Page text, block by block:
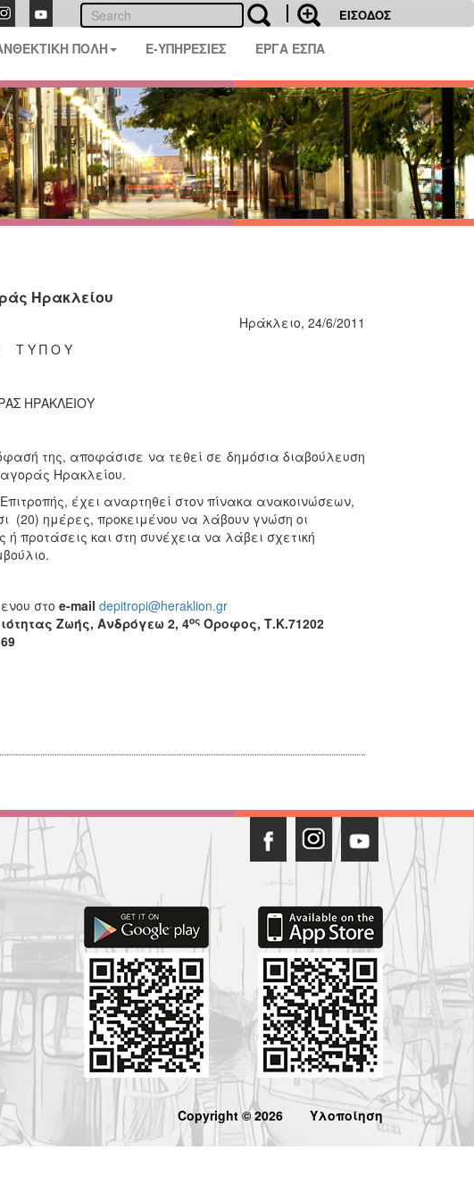
ΕΙΣΟΔΟΣ
ΠΟΛΗ E-ΥΠΗΡΕΣΙΕΣ ΕΡΓΑ ΕΣΠΑ
Ηρακλείου
Ηράκλειο, 24/6/2011
Τ Υ Π Ο Υ
ΗΡΑΚΛΕΙΟΥ
της, αποφάσισε να τεθεί σε δημόσια διαβούλευση
Ηρακλείου.
έχει αναρτηθεί στον πίνακα ανακοινώσεων,
(20) ημέρες, προκειμένου να λάβουν γνώση οι
προτάσεις και στη συνέχεια να λάβει σχετική
στο e-mail depitropi@heraklion.gr
Ζωής, Ανδρόγεω 2, 4οςΌροφος, Τ.Κ.71202
Copyright © 2026 Υλοποίηση